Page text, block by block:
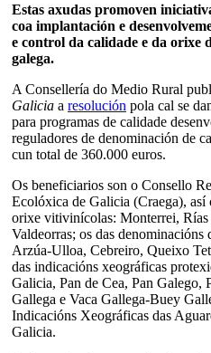
Estas axudas promoven
coa implantación e
e control da calidade e da orixe
galega.
A Consellería do Medio Rural
Galicia a resolución pola cal se
para programas de calidade
reguladores de denominación de
cun total de 360.000 euros.
Os beneficiarios son o Consello
Ecolóxica de Galicia (Craega), así
orixe vitivinícolas: Monterrei,
Valdeorras; os das
Arzúa-Ulloa, Cebreiro, Queixo
das indicacións xeográficas
Galicia, Pan de Cea, Pan Galego,
Gallega e Vaca Gallega-Buey
Indicacións Xeográficas das
Galicia.